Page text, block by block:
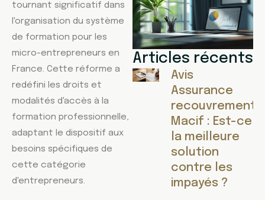
tournant significatif dans
l'organisation du système
de formation pour les
micro-entrepreneurs en
France. Cette réforme a
redéfini les droits et
modalités d'accès à la
formation professionnelle,
adaptant le dispositif aux
besoins spécifiques de
cette catégorie
d'entrepreneurs.
Articles récents
Avis
Assurance
recouvrement
Macif : Est-ce
la meilleure
solution
contre les
impayés ?